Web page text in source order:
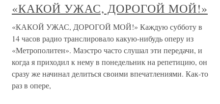
«КАКОЙ УЖАС, ДОРОГОЙ МОЙ!»
«КАКОЙ УЖАС, ДОРОГОЙ МОЙ!» Каждую субботу в
14 часов радио транслировало какую-нибудь оперу из
«Метрополитен». Маэстро часто слушал эти передачи, и
когда я приходил к нему в понедельник на репетицию, он
сразу же начинал делиться своими впечатлениями. Как-то
раз в опере,